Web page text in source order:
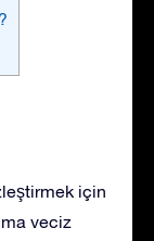
için
veciz